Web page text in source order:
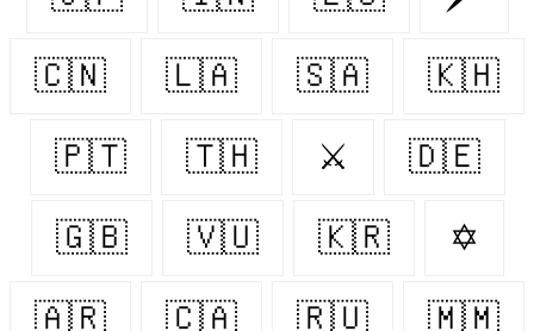
🇨🇳 🇱🇦 🇸🇦 🇰🇭
🇵🇹 🇹🇭 ⚔️ 🇩🇪
🇬🇧 🇻🇺 🇰🇷 ✡
🇦🇷 🇨🇦 🇷🇺 🇲🇲